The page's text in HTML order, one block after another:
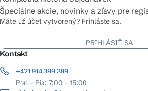
Špeciálne akcie, novinky a zľavy pre
Máte už účet vytvorený? Prihláste sa.
PRIHLÁSIŤ SA
Kontakt
+421 914 399 399
Pon - Pia: 7:00 - 15:00